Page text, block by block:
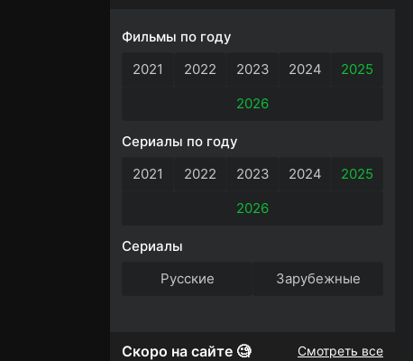
Фильмы по году
2021
2022 2023 2024
2025
2026
Сериалы по году
2021
2022 2023 2024
2025
2026
Сериалы
Русские
Зарубежные
Скоро на сайте 🧐 Смотреть все